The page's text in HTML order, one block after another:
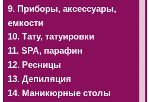
9. Приборы, аксессуары,
емкости
10. Тату, татуировки
11. SРА, парафин
12. Ресницы
13. Депиляция
14. Маникюрные столы